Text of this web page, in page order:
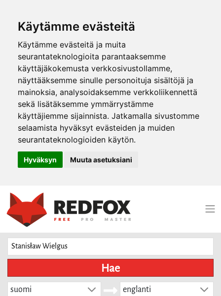
Käytämme evästeitä
Käytämme evästeitä ja muita
seurantateknologioita parantaaksemme
käyttäjäkokemusta verkkosivustollamme,
näyttääksemme sinulle personoituja sisältöjä ja
mainoksia, analysoidaksemme verkkoliikennettä
sekä lisätäksemme ymmärrystämme
käyttäjiemme sijainnista. Jatkamalla sivustomme
selaamista hyväksyt evästeiden ja muiden
seurantateknologioiden käytön.
Hyväksyn Muuta asetuksiani
Hae
suomi englanti